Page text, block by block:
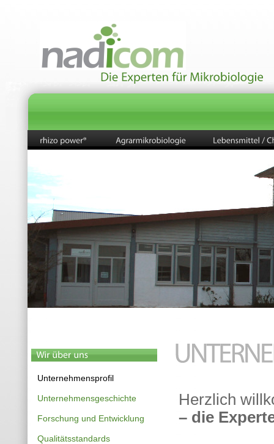
Unternehmensprofil
Unternehmensgeschichte
Forschung und Entwicklung
Qualitätsstandards
Herzlich
– die